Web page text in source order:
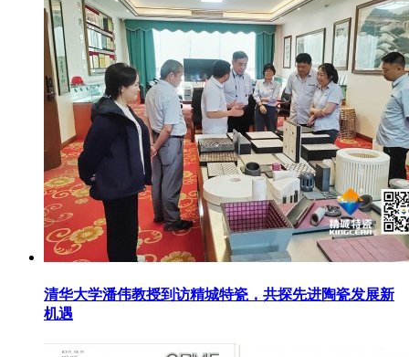
清华大学潘伟教授到访精城特瓷，共探先进陶瓷发展新
机遇